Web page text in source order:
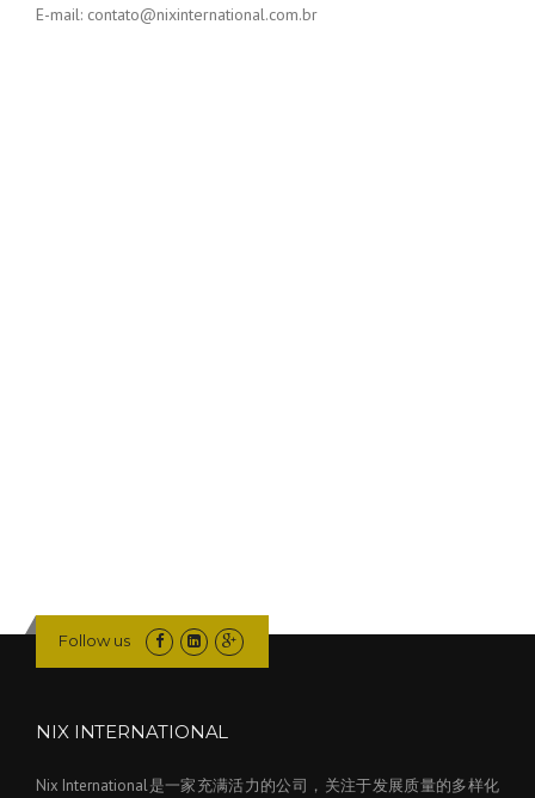
E-mail: contato@nixinternational.com.br
Follow us
NIX INTERNATIONAL
Nix International是一家充满活力的公司，关注于发展质量的多样化